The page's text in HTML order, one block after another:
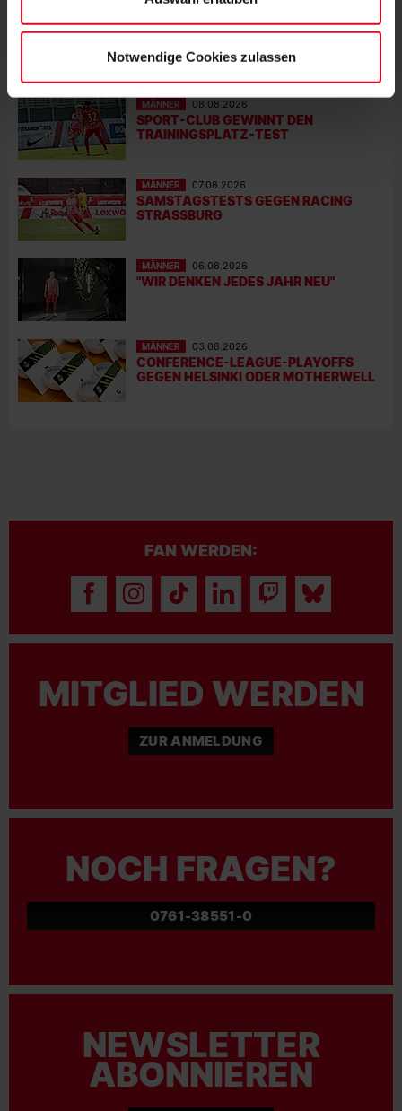
Notwendige Cookies zulassen
MÄNNER 08.08.2026
GEGEN STRASSBURG
MÄNNER 08.08.2026
SPORT-CLUB GEWINNT DEN
TRAININGSPLATZ-TEST
MÄNNER 07.08.2026
SAMSTAGSTESTS GEGEN RACING
STRASSBURG
MÄNNER 06.08.2026
"WIR DENKEN JEDES JAHR NEU"
MÄNNER 03.08.2026
CONFERENCE-LEAGUE-PLAYOFFS
GEGEN HELSINKI ODER MOTHERWELL
FAN WERDEN:
MITGLIED WERDEN
ZUR ANMELDUNG
NOCH FRAGEN?
0761-38551-0
NEWSLETTER
ABONNIEREN